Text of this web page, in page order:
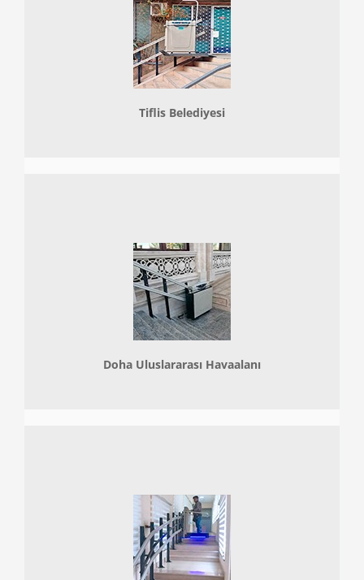
Tiflis Belediyesi
Doha Uluslararası Havaalanı